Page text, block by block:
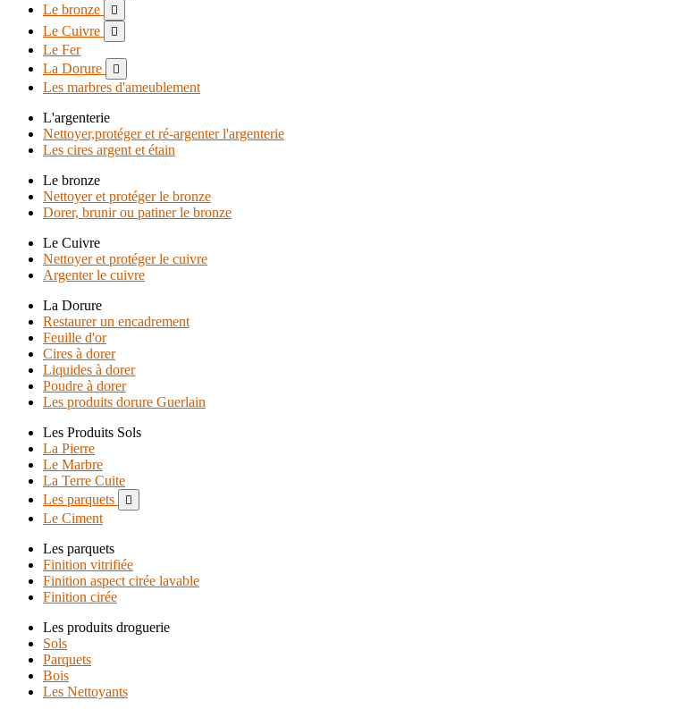
Le bronze 
Le Cuivre 
Le Fer
La Dorure

Les marbres d'ameublement
L'argenterie
Nettoyer,protéger et ré-argenter l'argenterie
Les cires argent et étain
Le bronze
Nettoyer et protéger le bronze
Dorer, brunir ou patiner le bronze
Le Cuivre
Nettoyer et protéger le cuivre
Argenter le cuivre
La Dorure
Restaurer un encadrement
Feuille d'or
Cires à dorer
Liquides à dorer
Poudre à dorer
Les produits dorure Guerlain
Les Produits Sols
La Pierre
Le Marbre
La Terre Cuite
Les parquets

Le Ciment
Les parquets
Finition vitrifiée
Finition aspect cirée lavable
Finition cirée
Les produits droguerie
Sols
Parquets
Bois
Les Nettoyants